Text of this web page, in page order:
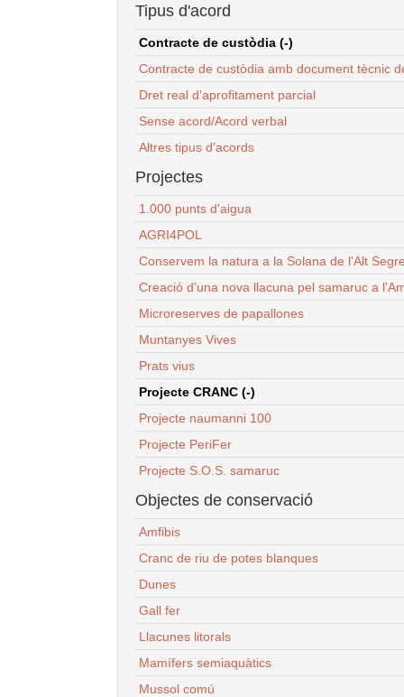
Tipus d'acord
Contracte de custòdia (-)
Contracte de custòdia amb document tècnic
Dret real d'aprofitament parcial
Sense acord/Acord verbal
Altres tipus d'acords
Projectes
1.000 punts d'aigua
AGRI4POL
Conservem la natura a la Solana de l'Alt
Creació d'una nova llacuna pel samaruc a
Microreserves de papallones
Muntanyes Vives
Prats vius
Projecte CRANC (-)
Projecte naumanni 100
Projecte PeriFer
Projecte S.O.S. samaruc
Objectes de conservació
Amfibis
Cranc de riu de potes blanques
Dunes
Gall fer
Llacunes litorals
Mamífers semiaquàtics
Mussol comú